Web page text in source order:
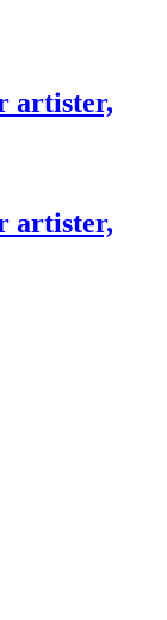
artister,
artister,